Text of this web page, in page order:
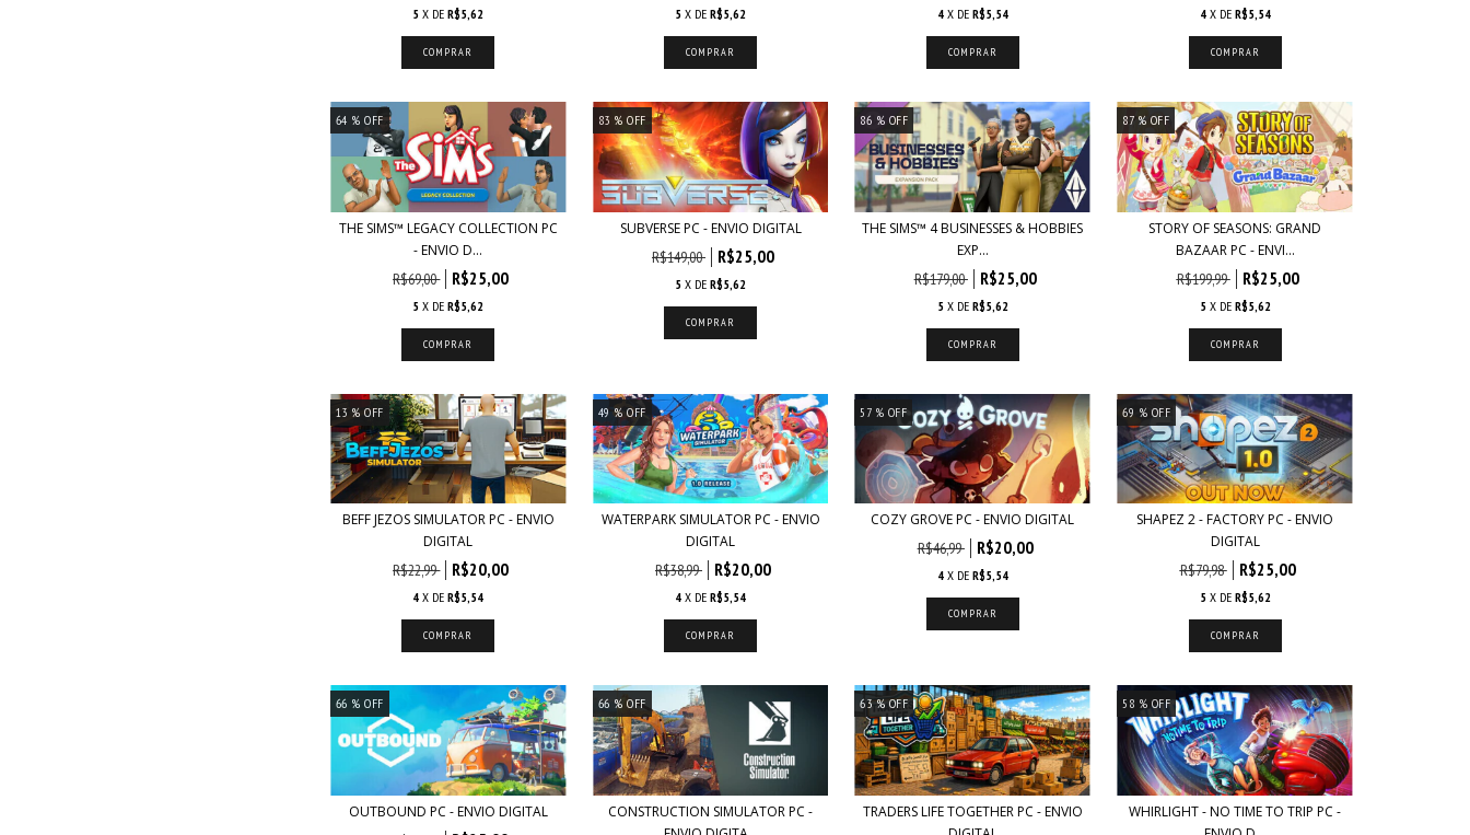
5 X DER$5,62 5 X DER$5,62 4 X DE R$5,54 4 X DE R$5,54
64 % OFF
THE SIMS™ LEGACY COLLECTION PC
- ENVIO D...
R$69,00 R$25,00
5 X DER$5,62
83 % OFF
SUBVERSE PC - ENVIO DIGITAL
R$149,00 R$25,00
5 X DER$5,62
86 % OFF
THE SIMS™ 4 BUSINESSES & HOBBIES
EXP...
R$179,00 R$25,00
5 X DE R$5,62
87% OFF
STORY OF SEASONS: GRAND
BAZAAR PC - ENVI...
R$199,99 R$25,00
5 X DE R$5,62
13 % OFF
BEFF JEZOS SIMULATOR PC - ENVIO
DIGITAL
R$22,99 R$20,00
4 X DER$5,54
49 % OFF
WATERPARK SIMULATOR PC - ENVIO
DIGITAL
R$38,99 R$20,00
4 X DER$5,54
57% OFF
COZY GROVE PC - ENVIO DIGITAL
R$46,99 R$20,00
4 X DE R$5,54
69 % OFF
SHAPEZ 2 - FACTORY PC - ENVIO
DIGITAL
R$79,98 R$25,00
5 X DE R$5,62
66 % OFF
OUTBOUND PC - ENVIO DIGITAL
66 % OFF
CONSTRUCTION SIMULATOR PC -
63% OFF
TRADERS LIFE TOGETHER PC - ENVIO
58 % OFF
WHIRLIGHT - NO TIME TO TRIP PC -